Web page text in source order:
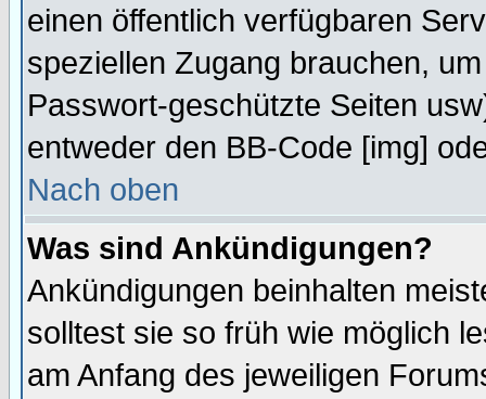
einen öffentlich verfügbaren
speziellen Zugang brauchen,
Passwort-geschützte Seiten
entweder den BB-Code [img]
Nach oben
Was sind Ankündigungen?
Ankündigungen beinhalten
solltest sie so früh wie möglich
am Anfang des jeweiligen